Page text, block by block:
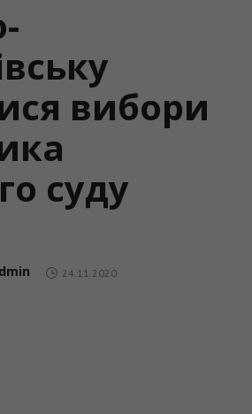
вибори
суду
24.11.2020